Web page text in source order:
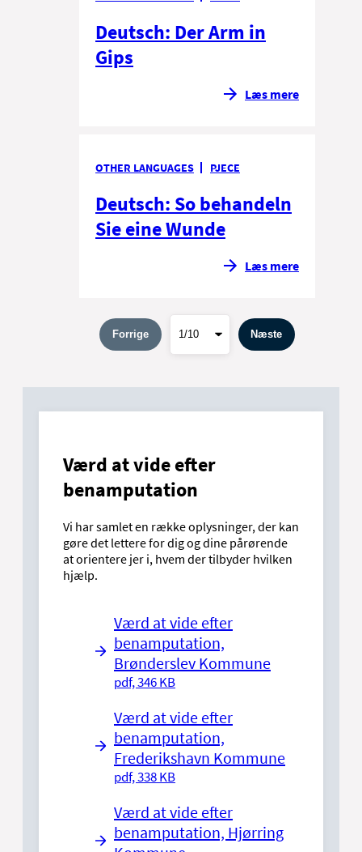
Deutsch: Der Arm in
Gips
Læs mere
OTHER LANGUAGES PJECE
Deutsch: So behandeln
Sie eine Wunde
Læs mere
Forrige Næste
Værd at vide efter
benamputation
Vi har samlet en række oplysninger, der kan
gøre det lettere for dig og dine pårørende
at orientere jer i, hvem der tilbyder hvilken
hjælp.
Værd at vide efter
benamputation,
Brønderslev Kommune
pdf, 346 KB
Værd at vide efter
benamputation,
Frederikshavn Kommune
pdf, 338 KB
Værd at vide efter
benamputation, Hjørring